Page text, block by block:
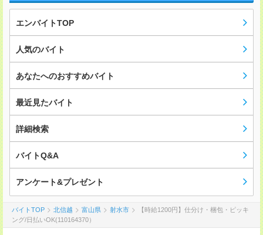
エンバイトTOP
人気のバイト
あなたへのおすすめバイト
最近見たバイト
詳細検索
バイトQ&A
アンケート&プレゼント
バイトTOP 北信越 富山県 射水市
【時給1200円】仕分け・梱包・ピッキ
ング/日払いOK(110164370）